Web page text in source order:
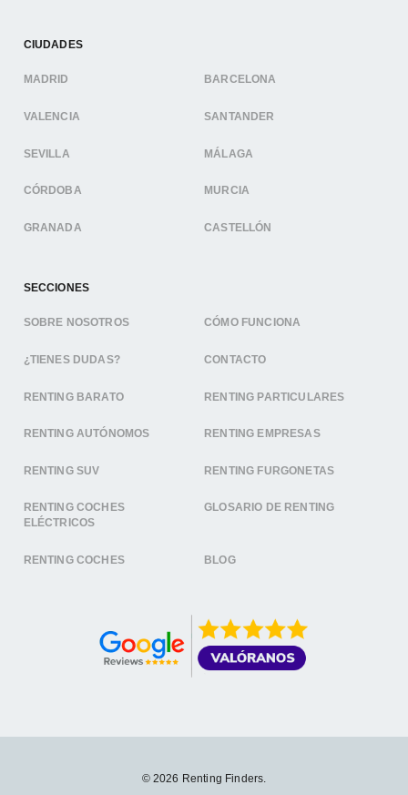
CIUDADES
MADRID BARCELONA
VALENCIA SANTANDER
SEVILLA MÁLAGA
CÓRDOBA MURCIA
GRANADA CASTELLÓN
SECCIONES
SOBRE NOSOTROS CÓMO FUNCIONA
¿TIENES DUDAS? CONTACTO
RENTING BARATO RENTING PARTICULARES
RENTING AUTÓNOMOS RENTING EMPRESAS
RENTING SUV RENTING FURGONETAS
RENTING COCHES
ELÉCTRICOS
GLOSARIO DE RENTING
RENTING COCHES BLOG
© 2026 Renting Finders.